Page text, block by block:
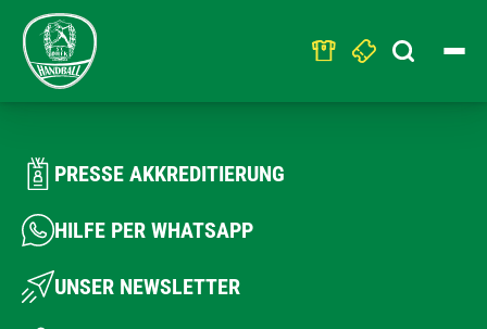
Search
for:
PRESSE AKKREDITIERUNG
HILFE PER WHATSAPP
UNSER NEWSLETTER